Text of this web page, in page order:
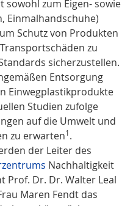
sowohl zum Eigen- sowie
Einmalhandschuhe)
Schutz von Produkten
zu
sicherzustellen.
Entsorgung
Einwegplastikprodukte
Studien zufolge
auf die Umwelt und
zu erwarten1.
der Leiter des
Nachhaltigkeit
Prof. Dr. Dr. Walter Leal
Maren Fendt das